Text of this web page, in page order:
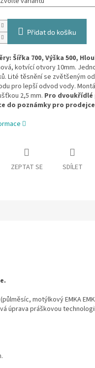
Přidat do košíku
Šířka 700, Výška 500,
kotvící otvory 10mm.
Lité těsnění se zvětšeným
pro lepší odvod vody.
2,5 mm. Pro dvoukřídlé
do poznámky pro
ZEPTAT SE SDÍLET
motýlkový EMKA
úprava práškovou